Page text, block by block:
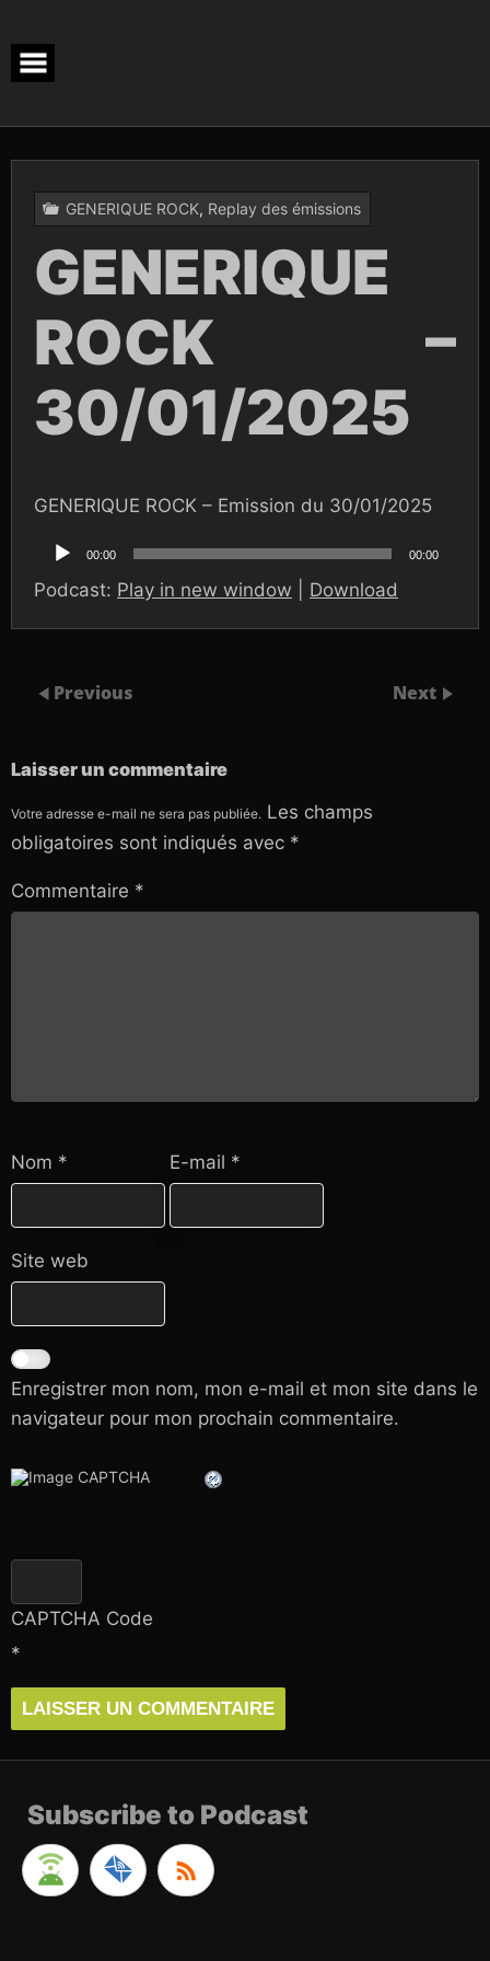
content
GENERIQUE ROCK, Replay des émissions
GENERIQUE
ROCK –
30/01/2025
GENERIQUE ROCK – Emission du 30/01/2025
audio
00:00 00:00
Podcast: Play in new window Download
Previous Next
Laisser un commentaire
Votre adresse e-mail ne sera pas publiée. Les champs
obligatoires sont indiqués avec *
Commentaire *
Nom * E-mail *
Site web
Enregistrer mon nom, mon e-mail et mon site dans le
navigateur pour mon prochain commentaire.
CAPTCHA Code
*
Subscribe to Podcast